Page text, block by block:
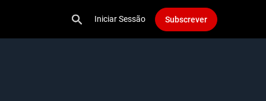
Iniciar Sessão Subscrever